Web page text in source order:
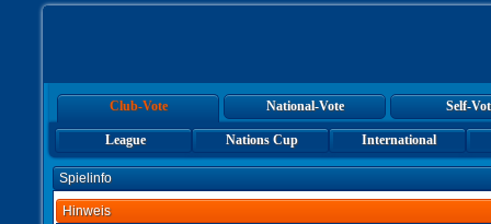
Club-Vote National-Vote Self-
League Nations Cup International
Spielinfo
Hinweis